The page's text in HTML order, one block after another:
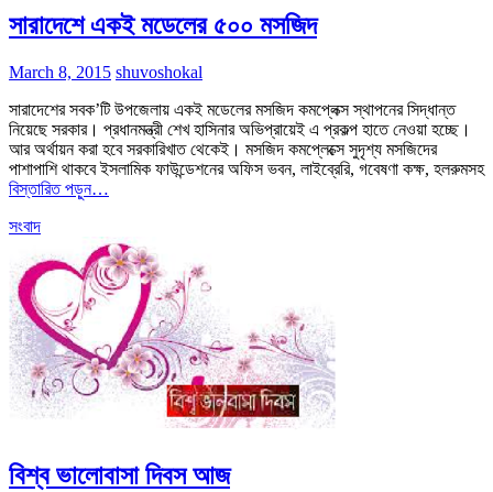
সারাদেশে একই মডেলের ৫০০ মসজিদ
March 8, 2015 shuvoshokal
সারাদেশের সবক’টি উপজেলায় একই মডেলের মসজিদ কমপ্লেক্স স্থাপনের সিদ্ধান্ত
নিয়েছে সরকার। প্রধানমন্ত্রী শেখ হাসিনার অভিপ্রায়েই এ প্রকল্প হাতে নেওয়া হচ্ছে।
আর অর্থায়ন করা হবে সরকারিখাত থেকেই। মসজিদ কমপ্লেক্সে সুদৃশ্য মসজিদের
পাশাপাশি থাকবে ইসলামিক ফাউন্ডেশনের অফিস ভবন, লাইব্রেরি, গবেষণা কক্ষ, হলরুমসহ
বিস্তারিত পড়ুন…
সংবাদ
বিশ্ব ভালোবাসা দিবস আজ